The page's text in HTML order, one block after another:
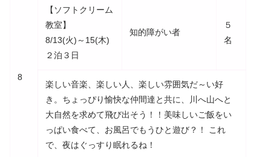
8
【ソフトクリーム
教室】
8/13(火)～15(木)
２泊３日
知的障がい者
５
名
楽しい音楽、楽しい人、楽しい雰囲気だ～い好
き。ちょっぴり愉快な仲間達と共に、川へ山へと
大自然を求めて飛び出そう！！美味しいご飯をい
っぱい食べて、お風呂でもうひと遊び？！ これ
で、夜はぐっすり眠れるね！